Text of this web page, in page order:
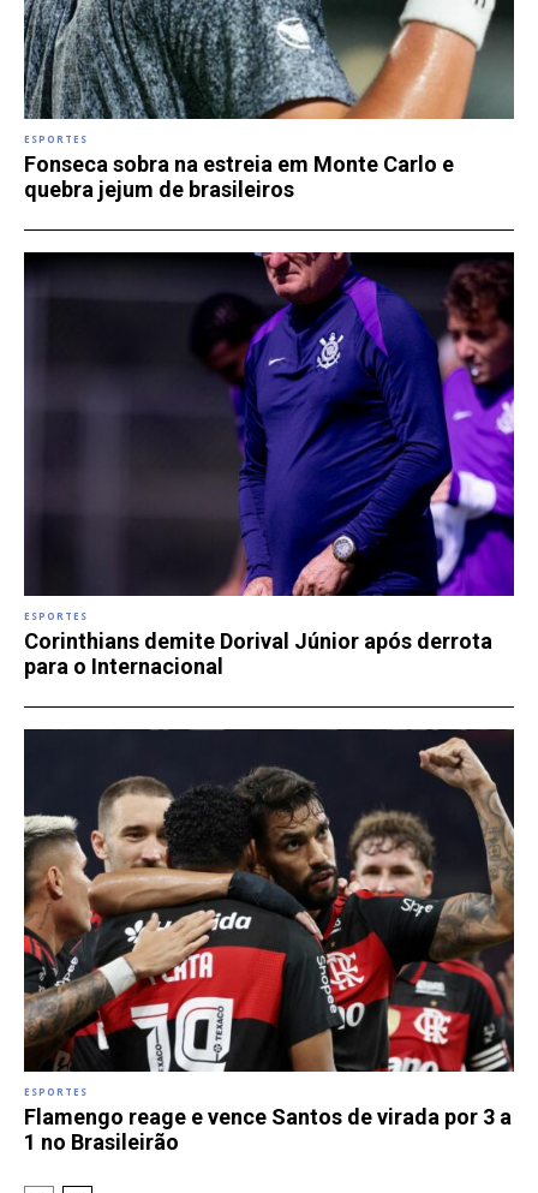
ESPORTES
Fonseca sobra na estreia em Monte Carlo e
quebra jejum de brasileiros
ESPORTES
Corinthians demite Dorival Júnior após derrota
para o Internacional
ESPORTES
Flamengo reage e vence Santos de virada por 3 a
1 no Brasileirão